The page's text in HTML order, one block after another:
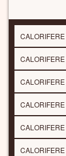
CALORIFERE